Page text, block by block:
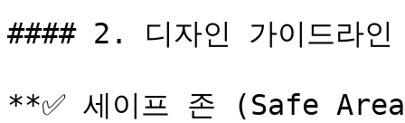
#### 2. 디자인 가이드라
**✅ 세이프 존 (Safe